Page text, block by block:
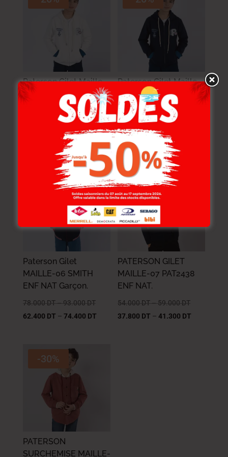
Paterson Gilet Maille-
02 Rugby Enf Nat
–84.000DT
–67.200DT
Paterson Gilet Maille-
06 Rugby Enf Nat
Garçon
69.000DT– 84.000
55.200
–67.200
-20%
Paterson Gilet
MAILLE-06 SMITH
ENF NAT Garçon.
78.000 DT– 93.000 DT
62.400 DT – 74.400 DT
-30%
PATERSON GILET
MAILLE-07 PAT2438
ENF NAT.
54.000 DT 59.000 DT
37.800 DT –41.300 DT
-30%
PATERSON
SURCHEMISE MAILLE-